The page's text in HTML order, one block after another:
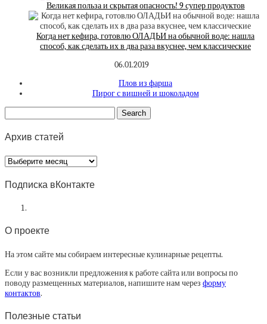
Великая польза и скрытая опасность! 9 супер продуктов
Когда нет кефира, готовлю ОЛАДЬИ на обычной воде: нашла
способ, как сделать их в два раза вкуснее, чем классические
06.01.2019
Плов из фарша
Пирог с вишней и шоколадом
Архив статей
Архив
статей
Подписка вКонтакте
О проекте
На этом сайте мы собираем интересные кулинарные рецепты.
Если у вас возникли предложения к работе сайта или вопросы по
поводу размещенных материалов, напишите нам через форму
контактов.
Полезные статьи